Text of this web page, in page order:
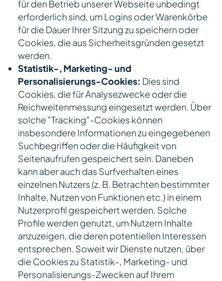
für den Betrieb unserer Webseite unbedingt
erforderlich sind, um Logins oder Warenkörbe
für die Dauer Ihrer Sitzung zu speichern oder
Cookies, die aus Sicherheitsgründen gesetzt
werden.
Statistik-, Marketing- und
Personalisierungs-Cookies: Dies sind
Cookies, die für Analysezwecke oder die
Reichweitenmessung eingesetzt werden. Über
solche "Tracking"-Cookies können
insbesondere Informationen zu eingegebenen
Suchbegriffen oder die Häufigkeit von
Seitenaufrufen gespeichert sein. Daneben
kann aber auch das Surfverhalten eines
einzelnen Nutzers (z. B. Betrachten bestimmter
Inhalte, Nutzen von Funktionen etc.) in einem
Nutzerprofil gespeichert werden. Solche
Profile werden genutzt, um Nutzern Inhalte
anzuzeigen, die deren potentiellen Interessen
entsprechen. Soweit wir Dienste nutzen, über
die Cookies zu Statistik-, Marketing- und
Personalisierungs-Zwecken auf Ihrem